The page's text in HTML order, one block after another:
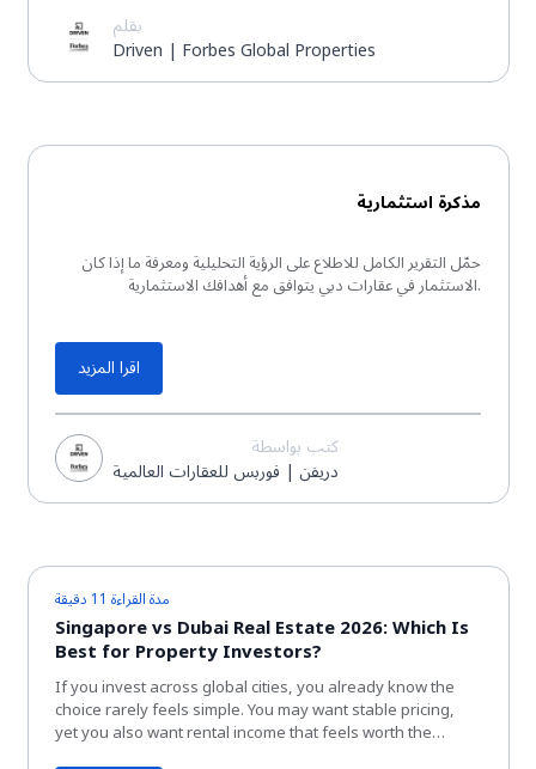
بقلم
Driven | Forbes Global Properties
مذكرة استثمارية
حمّل التقرير الكامل للاطلاع على الرؤية التحليلية ومعرفة ما إذا كان
الاستثمار في عقارات دبي يتوافق مع أهدافك الاستثمارية.
اقرا المزيد
كتب بواسطة
دريفن | فوربس للعقارات العالمية
مدة القراءة 11 دقيقة
Singapore vs Dubai Real Estate 2026: Which Is
Best for Property Investors?
If you invest across global cities, you already know the
choice rarely feels simple. You may want stable pricing,
yet you also want rental income that feels worth the